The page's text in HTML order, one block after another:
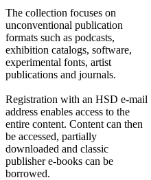
The collection focuses on
unconventional publication
formats such as podcasts,
exhibition catalogs, software,
experimental fonts, artist
publications and journals.
Registration with an HSD e-mail
address enables access to the
entire content. Content can then
be accessed, partially
downloaded and classic
publisher e-books can be
borrowed.